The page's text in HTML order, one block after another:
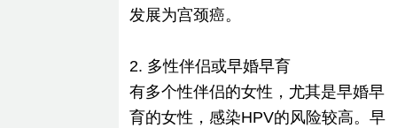
发展为宫颈癌。
2. 多性伴侣或早婚早育
有多个性伴侣的女性，尤其是早婚早
育的女性，感染HPV的风险较高。早